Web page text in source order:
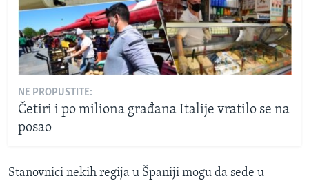
NE PROPUSTITE:
Četiri i po miliona građana Italije vratilo se na
posao
Stanovnici nekih regija u Španiji mogu da sede u